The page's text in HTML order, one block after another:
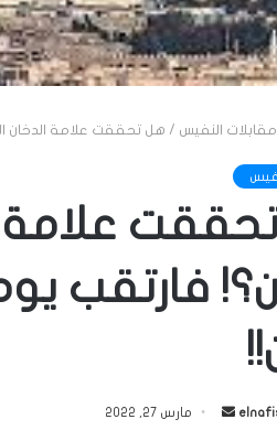
مقابلات النفيس / هل تحققت علامة الدخان
علامة
فارتقب
أرسل
مارس 27, 2022